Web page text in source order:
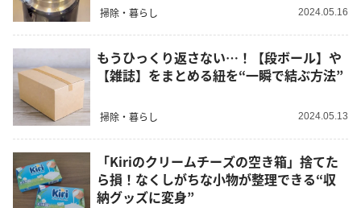
掃除・暮らし 2024.05.16
もうひっくり返さない…！【段ボール】や
【雑誌】をまとめる紐を“一瞬で結ぶ方法”
掃除・暮らし 2024.05.13
「Kiriのクリームチーズの空き箱」捨てた
ら損！なくしがちな小物が整理できる“収
納グッズに変身”